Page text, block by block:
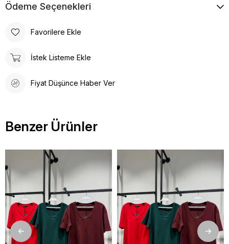
Ödeme Seçenekleri
Favorilere Ekle
İstek Listeme Ekle
Fiyat Düşünce Haber Ver
Benzer Ürünler